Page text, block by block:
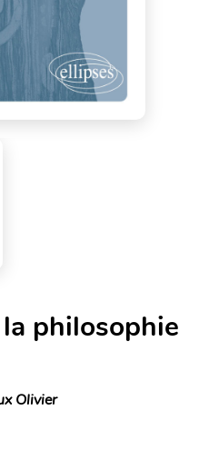
philosophie
Olivier